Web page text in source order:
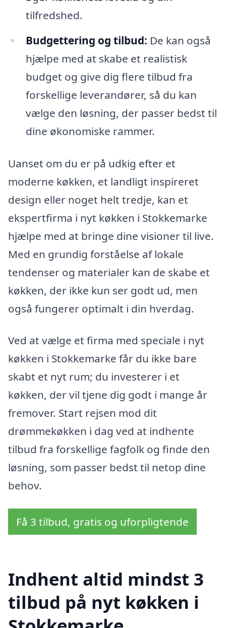
tilfredshed.
Budgettering og tilbud: De kan også
hjælpe med at skabe et realistisk
budget og give dig flere tilbud fra
forskellige leverandører, så du kan
vælge den løsning, der passer bedst til
dine økonomiske rammer.
Uanset om du er på udkig efter et
moderne køkken, et landligt inspireret
design eller noget helt tredje, kan et
ekspertfirma i nyt køkken i Stokkemarke
hjælpe med at bringe dine visioner til live.
Med en grundig forståelse af lokale
tendenser og materialer kan de skabe et
køkken, der ikke kun ser godt ud, men
også fungerer optimalt i din hverdag.
Ved at vælge et firma med speciale i nyt
køkken i Stokkemarke får du ikke bare
skabt et nyt rum; du investerer i et
køkken, der vil tjene dig godt i mange år
fremover. Start rejsen mod dit
drømmekøkken i dag ved at indhente
tilbud fra forskellige fagfolk og finde den
løsning, som passer bedst til netop dine
behov.
Få 3 tilbud, gratis og uforpligtende
Indhent altid mindst 3
tilbud på nyt køkken i